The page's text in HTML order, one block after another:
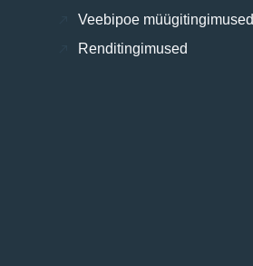
Veebipoe müügitingimused
Renditingimused